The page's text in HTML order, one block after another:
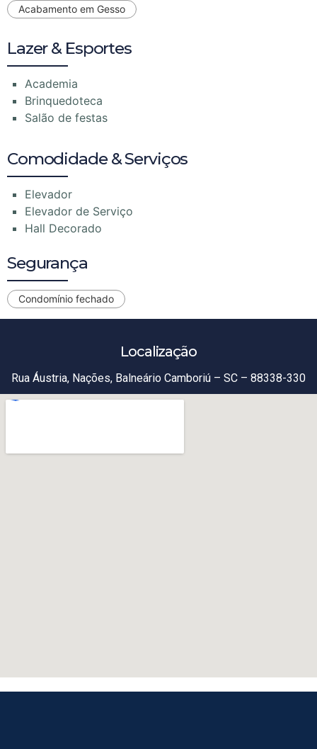
Acabamento em Gesso
Lazer & Esportes
Academia
Brinquedoteca
Salão de festas
Comodidade & Serviços
Elevador
Elevador de Serviço
Hall Decorado
Segurança
Condomínio fechado
Localização
Rua Áustria, Nações, Balneário Camboriú – SC – 88338-330